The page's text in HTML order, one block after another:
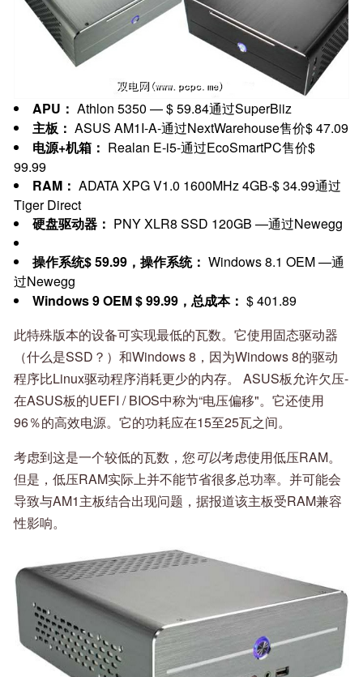
APU： Athlon 5350 — $ 59.84通过SuperBiiz
主板： ASUS AM1I-A-通过NextWarehouse售价$ 47.09
电源+机箱： Realan E-i5-通过EcoSmartPC售价$
99.99
RAM： ADATA XPG V1.0 1600MHz 4GB-$ 34.99通过
Tiger Direct
硬盘驱动器： PNY XLR8 SSD 120GB —通过Newegg
操作系统$ 59.99，操作系统： Windows 8.1 OEM —通
过Newegg
Windows 9 OEM $ 99.99，总成本： $ 401.89
此特殊版本的设备可实现最低的瓦数。它使用固态驱动器
（什么是SSD？）和Windows 8，因为Windows 8的驱动
程序比Linux驱动程序消耗更少的内存。 ASUS板允许欠压-
在ASUS板的UEFI / BIOS中称为“电压偏移"。它还使用
96％的高效电源。它的功耗应在15至25瓦之间。
考虑到这是一个较低的瓦数，您可以考虑使用低压RAM。
但是，低压RAM实际上并不能节省很多总功率。并可能会
导致与AM1主板结合出现问题，据报道该主板受RAM兼容
性影响。